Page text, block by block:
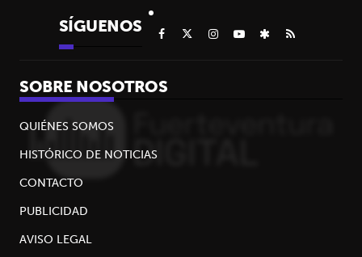
SÍGUENOS
SOBRE NOSOTROS
QUIÉNES SOMOS
HISTÓRICO DE NOTICIAS
CONTACTO
PUBLICIDAD
AVISO LEGAL